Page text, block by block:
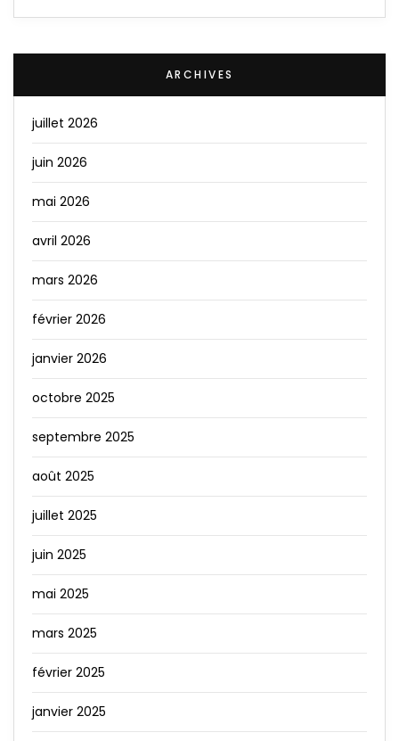
ARCHIVES
juillet 2026
juin 2026
mai 2026
avril 2026
mars 2026
février 2026
janvier 2026
octobre 2025
septembre 2025
août 2025
juillet 2025
juin 2025
mai 2025
mars 2025
février 2025
janvier 2025